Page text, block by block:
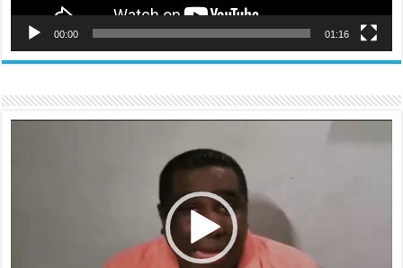
00:00 01:16
Reproductor